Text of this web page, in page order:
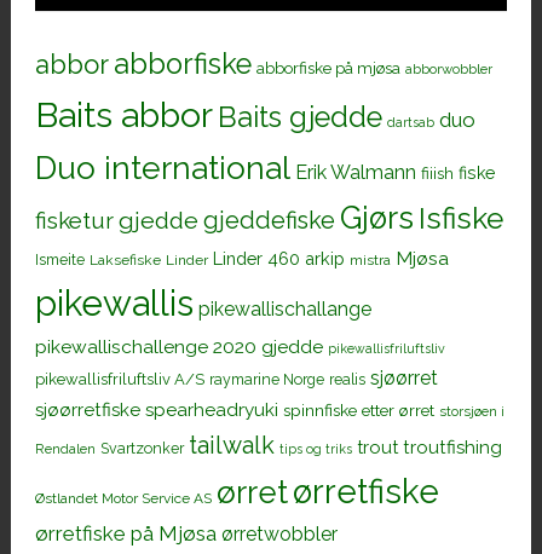
abborabborfiske abborfiske på mjøsa abborwobbler
Baits abbor Baits gjedde dartsab duo
Duo international Erik Walmann fiiish fiske
fisketurgjedde gjeddefiske Gjørs Isfiske
Ismeite Laksefiske Linder Linder 460 arkip mistra Mjøsa
pikewallis pikewallischallange
pikewallischallenge 2020 gjedde pikewallisfriluftsliv
pikewallisfriluftsliv A/S raymarine Norge realis sjøørret
sjøørretfiske spearheadryuki spinnfiske etter ørret storsjøen i
Rendalen Svartzonker tailwalk tips og triks trout troutfishing
Østlandet Motor Service AS ørretørretfiske
ørretfiske på Mjøsa ørretwobbler